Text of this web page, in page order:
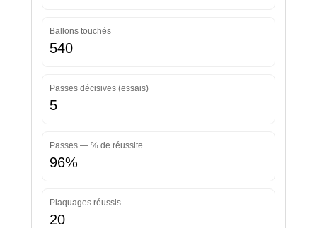
Ballons touchés
540
Passes décisives (essais)
5
Passes — % de réussite
96%
Plaquages réussis
20